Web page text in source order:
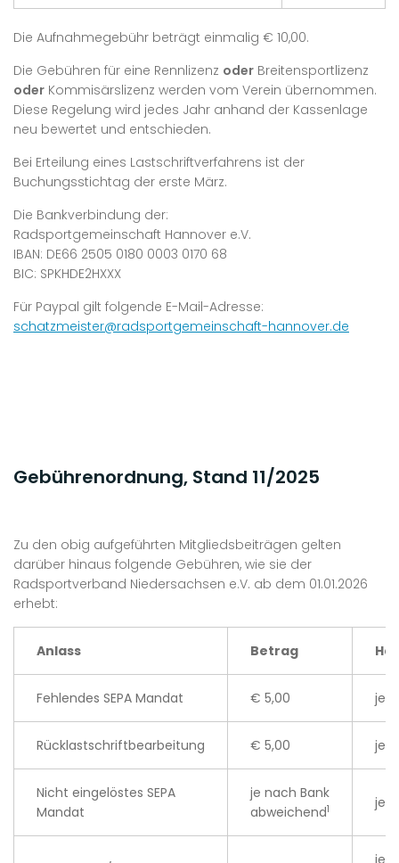
Die Aufnahmegebühr beträgt einmalig € 10,00.
Die Gebühren für eine Rennlizenz oder Breitensportlizenz
oder Kommisärslizenz werden vom Verein übernommen.
Diese Regelung wird jedes Jahr anhand der Kassenlage
neu bewertet und entschieden.
Bei Erteilung eines Lastschriftverfahrens ist der
Buchungsstichtag der erste März.
Die Bankverbindung der:
Radsportgemeinschaft Hannover e.V.
IBAN: DE66 2505 0180 0003 0170 68
BIC: SPKHDE2HXXX
Für Paypal gilt folgende E-Mail-Adresse:
schatzmeister@radsportgemeinschaft-hannover.de
Gebührenordnung, Stand 11/2025
Zu den obig aufgeführten Mitgliedsbeiträgen gelten
darüber hinaus folgende Gebühren, wie sie der
Radsportverband Niedersachsen e.V. ab dem 01.01.2026
erhebt:
Anlass Betrag
Fehlendes SEPA Mandat € 5,00 je
Rücklastschriftbearbeitung € 5,00 je
Nicht eingelöstes SEPA
Mandat
je nach Bank
abweichend1 je
je